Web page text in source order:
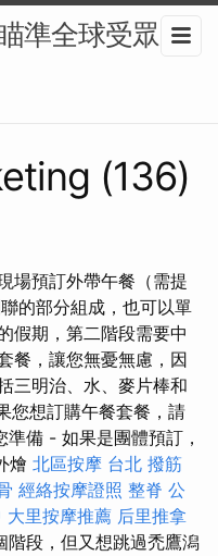
準全球受眾-
(136)
場預訂外帶午餐（需提
的部分組成，也可以單
假期，第二階段需要中
餐，讓您無憂無慮，因
三明治、水、麥片棒和
您想訂購午餐套餐，請
備 - 如果是團體預訂，
燴 北區按摩 台北 撥筋
經絡按摩證照 整脊 公
大里按摩推薦 后里推拿
階段，但又想跳過禿鷹潟